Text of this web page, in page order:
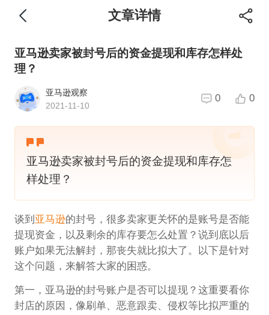
文章详情
亚马逊卖家被封号后的资金提现和库存怎样处
理？
亚马逊观察
2021-11-10
0 0
亚马逊卖家被封号后的资金提现和库存怎
样处理？
谈到 亚马逊的封号，很多卖家更关怀的是账号是否能
提现资金，以及剩余的库存要怎么处置？说到底以后
账户如果无法解封，那丧失就比拟大了。以下是针对
这个问题，来解答大家的困惑。
第一，亚马逊的封号账户是否可以提现？这重要看你
封店的原因，像刷单、恶意跟卖、侵权等比拟严重的